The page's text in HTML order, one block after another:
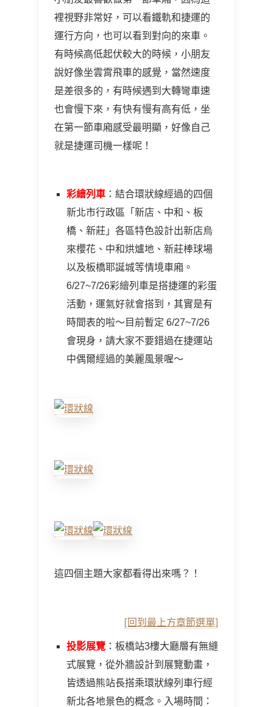
裡視野非常好，可以看鐵軌和捷運的
運行方向，也可以看到對向的來車。
有時候高低起伏較大的時候，小朋友
說好像坐雲霄飛車的感覺，當然速度
是差很多的，有時候遇到大轉彎車速
也會慢下來，有快有慢有高有低，坐
在第一節車廂感受最明顯，好像自己
就是捷運司機一樣呢！
彩繪列車 ：結合環狀線經過的四個
新北市行政區「新店、中和、板
橋、新莊」各區特色設計出新店烏
來櫻花、中和烘爐地、新莊棒球場
以及板橋耶誕城等情境車廂。
6/27~7/26彩繪列車是搭捷運的彩蛋
活動，運氣好就會搭到，其實是有
時間表的啦～目前暫定 6/27~7/26
會現身，請大家不要錯過在捷運站
中偶爾經過的美麗風景喔～
這四個主題大家都看得出來嗎？！
[回到最上方章節選單]
投影展覽 ：板橋站3樓大廳層有無縫
式展覽，從外牆設計到展覽動畫，
皆透過熊站長搭乘環狀線列車行經
新北各地景色的概念。入場時間：